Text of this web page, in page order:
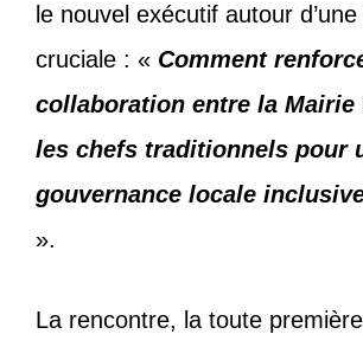
le nouvel exécutif autour
cruciale : « Comment
collaboration entre la Mairie
les chefs traditionnels pour
gouvernance locale
».
La rencontre, la toute